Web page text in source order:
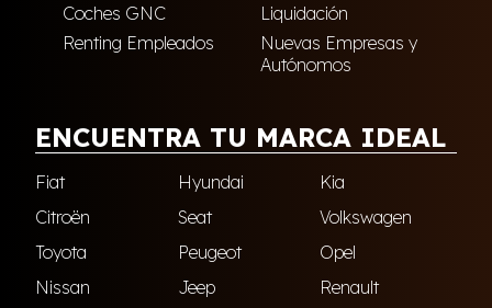
Coches GNC
Liquidación
Renting Empleados
Nuevas Empresas y
Autónomos
ENCUENTRA TU MARCA IDEAL
Fiat Hyundai
Kia
Citroën
Seat
Volkswagen
Toyota
Peugeot
Opel
Nissan
Jeep
Renault